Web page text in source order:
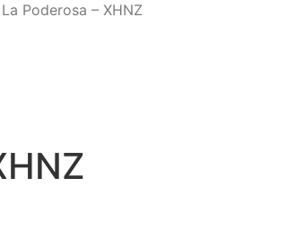
La Poderosa – XHNZ